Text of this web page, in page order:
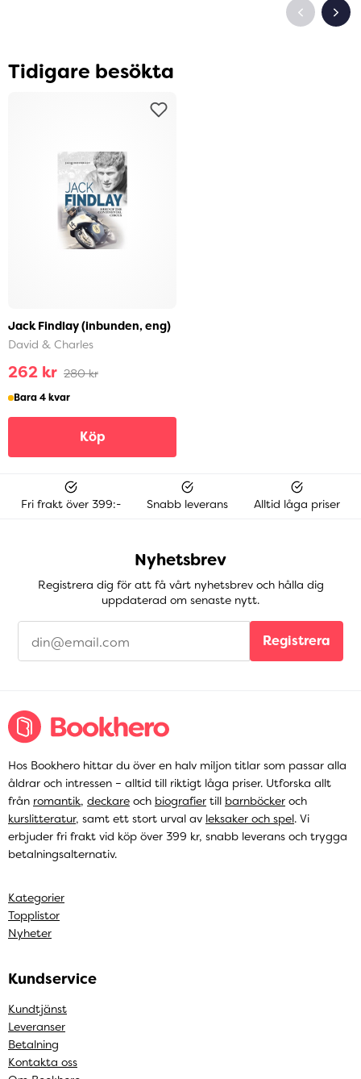
Tidigare besökta
Jack Findlay (inbunden, eng)
David & Charles
262 kr 280 kr
Bara 4 kvar
Köp
Fri frakt över 399:- Snabb leverans Alltid låga priser
Nyhetsbrev
Registrera dig för att få vårt nyhetsbrev och hålla dig
uppdaterad om senaste nytt.
Registrera
Hos Bookhero hittar du över en halv miljon titlar som passar alla
åldrar och intressen – alltid till riktigt låga priser. Utforska allt
från romantik, deckare och biografier till barnböcker och
kurslitteratur, samt ett stort urval av leksaker och spel. Vi
erbjuder fri frakt vid köp över 399 kr, snabb leverans och trygga
betalningsalternativ.
Kategorier
Topplistor
Nyheter
Kundservice
Kundtjänst
Leveranser
Betalning
Kontakta oss